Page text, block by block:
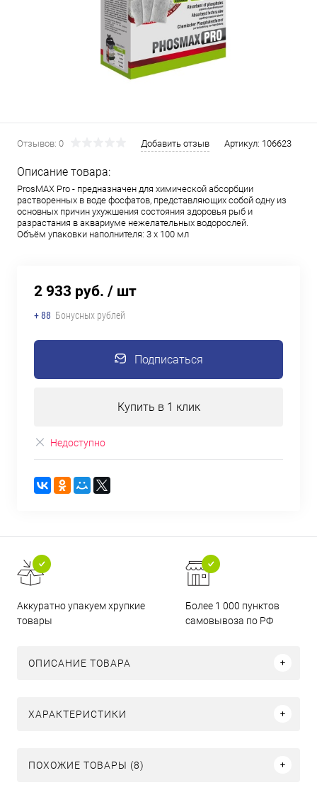
Отзывов: 0 Добавить отзыв Артикул: 106623
Описание товара:
ProsMAX Pro - предназначен для химической абсорбции
растворенных в воде фосфатов, представляющих собой одну из
основных причин ухужшения состояния здоровья рыб и
разрастания в аквариуме нежелательных водорослей.
Объём упаковки наполнителя: 3 х 100 мл
2 933 руб. / шт
+ 88 Бонусных рублей
Подписаться
Купить в 1 клик
Недоступно
Аккуратно упакуем хрупкие
товары
Более 1 000 пунктов
самовывоза по РФ
ОПИСАНИЕ ТОВАРА
ХАРАКТЕРИСТИКИ
ПОХОЖИЕ ТОВАРЫ (8)